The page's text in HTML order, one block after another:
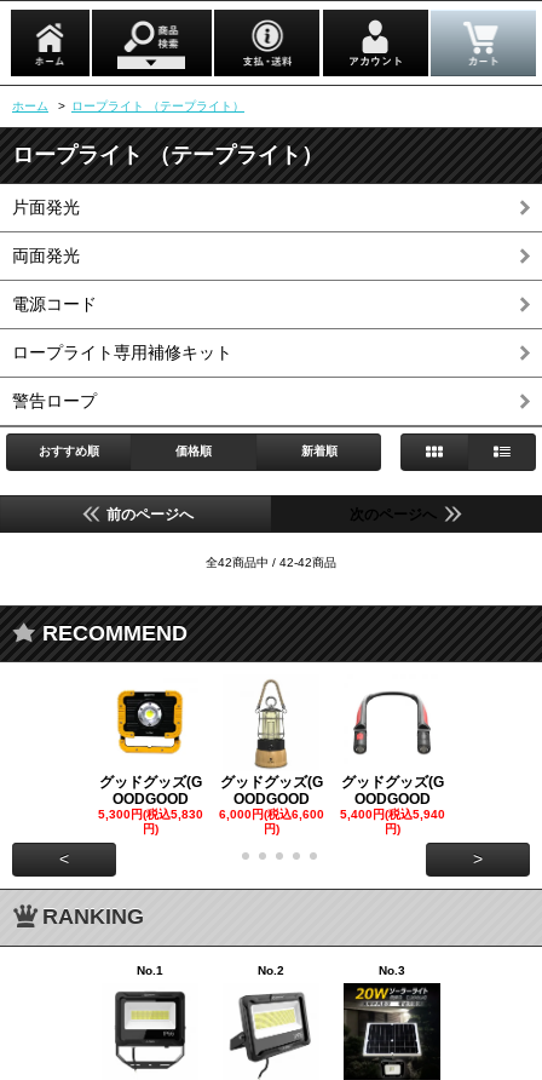
ホーム > ロープライト （テープライト）
ロープライト （テープライト）
片面発光
両面発光
電源コード
ロープライト専用補修キット
警告ロープ
おすすめ順 価格順 新着順
前のページへ 次のページへ
全42商品中 / 42-42商品
RECOMMEND
グッドグッズ(G
OODGOOD
5,300円(税込5,830
円)
グッドグッズ(G
OODGOOD
6,000円(税込6,600
円)
グッドグッズ(G
OODGOOD
5,400円(税込5,940
円)
< >
RANKING
No.1 No.2 No.3